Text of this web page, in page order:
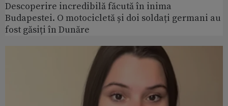
Descoperire incredibilă făcută în inima
Budapestei. O motocicletă și doi soldați germani au
fost găsiți în Dunăre